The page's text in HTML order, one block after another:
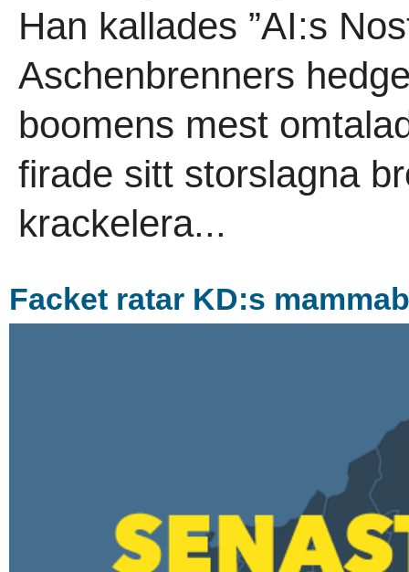
Han kallades ”AI:s
Aschenbrenners
boomens mest
firade sitt storslagna
krackelera...
Facket ratar KD:s